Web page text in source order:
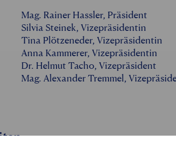
Mag. Rainer Hassler, Präsident
Silvia Steinek, Vizepräsidentin
Tina Plötzeneder, Vizepräsidentin
Anna Kammerer, Vizepräsidentin
Dr. Helmut Tacho, Vizepräsident
Mag. Alexander Tremmel,